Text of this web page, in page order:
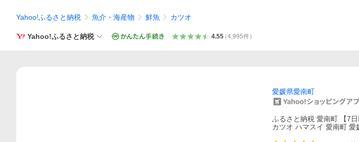
Yahoo!ふるさと納税 魚介・海産物 鮮魚 カツオ
Yahoo!ふるさと納税 4.55（4,995件）
愛媛県愛南町
ふるさと納税 愛南町 【7
カツオ ハマスイ 愛南町 愛